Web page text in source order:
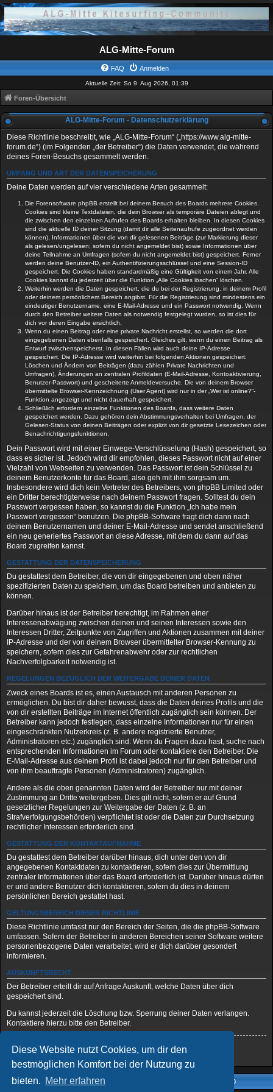
Diese Website nutzt Cookies, um dir den
bestmöglichen Komfort bei der Nutzung zu
bieten. Mehr erfahren
ALG-Mitte-Forum
FAQ Anmelden
Aktuelle Zeit: So 9. Aug 2026, 01:39
Foren-Übersicht
ALG-Mitte-Forum - Datenschutzerklärung
Diese Richtlinie beschreibt, wie „ALG-Mitte-Forum“ („https://www.alg-mitte-
forum.de“) (im Folgenden „der Betreiber“) die Daten verwendet, die während
deines Foren-Besuchs gesammelt werden.
UMFANG UND ART DER DATENSPEICHERUNG
Deine Daten werden auf vier verschiedene Arten gesammelt:
Die Forensoftware phpBB erstellt bei deinem Besuch des Boards mehrere Cookies.
Cookies sind kleine Textdateien, die dein Browser als temporäre Dateien ablegt und
die zwischen den einzelnen Aufrufen des Boards erhalten bleiben. In diesen Cookies
sind die aktuelle ID deiner Sitzung (damit dir alle Seitenaufrufe zugeordnet werden
können), Informationen über die von dir gelesenen Beiträge (zur Markierung dieser
als gelesen/ungelesen; sofern du nicht angemeldet bist) sowie Informationen über
deine Teilnahme an Umfragen (sofern du nicht angemeldet bist) gespeichert. Ferner
werden deine Benutzer-ID, ein Authentifizierungsschlüssel und eine Session-ID
gespeichert. Die Cookies haben standardmäßig eine Gültigkeit von einem Jahr. Alle
Cookies kannst du jederzeit über die Funktion „Alle Cookies löschen“ löschen.
Weiterhin werden die Daten gespeichert, die du bei der Registrierung, in deinem Profil
oder deinem persönlichem Bereich angibst. Für die Registrierung sind mindestens ein
eindeutiger Benutzername, eine E-Mail-Adresse und ein Passwort notwendig. Wenn
durch den Betreiber weitere Daten als notwendig festgelegt wurden, so ist dies für
dich vor deren Eingabe ersichtlich.
Wenn du einen Beitrag oder eine private Nachricht erstellst, so werden die dort
eingegebenen Daten ebenfalls gespeichert. Gleiches gilt, wenn du einen Beitrag als
Entwurf zwischenspeicherst. In diesen Fällen wird auch deine IP-Adresse
gespeichert. Die IP-Adresse wird weiterhin bei folgenden Aktionen gespeichert:
Löschen und Ändern von Beiträgen (dazu zählen Private Nachrichten und
Umfragen), Änderungen an zentralen Profildaten (E-Mail-Adresse, Kontoaktivierung,
Benutzer-Passwort) und gescheiterte Anmeldeversuche. Die von deinem Browser
übermittelte Browser-Kennzeichnung (User Agent) wird nur in der „Wer ist online?“-
Funktion angezeigt und nicht dauerhaft gespeichert.
Schließlich erfordern einzelne Funktionen des Boards, dass weitere Daten
gespeichert werden. Dazu gehören dein Abstimmungsverhalten bei Umfragen, der
Gelesen-Status von deinen Beiträgen oder explizit von dir gesetzte Lesezeichen oder
Benachrichtigungsfunktionen.
Dein Passwort wird mit einer Einwege-Verschlüsselung (Hash) gespeichert, so
dass es sicher ist. Jedoch wird dir empfohlen, dieses Passwort nicht auf einer
Vielzahl von Webseiten zu verwenden. Das Passwort ist dein Schlüssel zu
deinem Benutzerkonto für das Board, also geh mit ihm sorgsam um.
Insbesondere wird dich kein Vertreter des Betreibers, von phpBB Limited oder
ein Dritter berechtigterweise nach deinem Passwort fragen. Solltest du dein
Passwort vergessen haben, so kannst du die Funktion „Ich habe mein
Passwort vergessen“ benutzen. Die phpBB-Software fragt dich dann nach
deinem Benutzernamen und deiner E-Mail-Adresse und sendet anschließend
ein neu generiertes Passwort an diese Adresse, mit dem du dann auf das
Board zugreifen kannst.
GESTATTUNG DER DATENSPEICHERUNG
Du gestattest dem Betreiber, die von dir eingegebenen und oben näher
spezifizierten Daten zu speichern, um das Board betreiben und anbieten zu
können.
Darüber hinaus ist der Betreiber berechtigt, im Rahmen einer
Interessenabwägung zwischen deinen und seinen Interessen sowie den
Interessen Dritter, Zeitpunkte von Zugriffen und Aktionen zusammen mit deiner
IP-Adresse und der von deinem Browser übermittelter Browser-Kennung zu
speichern, sofern dies zur Gefahrenabwehr oder zur rechtlichen
Nachverfolgbarkeit notwendig ist.
REGELUNGEN BEZÜGLICH DER WEITERGABE DEINER DATEN
Zweck eines Boards ist es, einen Austausch mit anderen Personen zu
ermöglichen. Du bist dir daher bewusst, dass die Daten deines Profils und die
von dir erstellten Beiträge im Internet öffentlich zugänglich sein können. Der
Betreiber kann jedoch festlegen, dass einzelne Informationen nur für einen
eingeschränkten Nutzerkreis (z. B. andere registrierte Benutzer,
Administratoren etc.) zugänglich sind. Wenn du Fragen dazu hast, suche nach
entsprechenden Informationen im Forum oder kontaktiere den Betreiber. Die
E-Mail-Adresse aus deinem Profil ist dabei jedoch nur für den Betreiber und
von ihm beauftragte Personen (Administratoren) zugänglich.
Andere als die oben genannten Daten wird der Betreiber nur mit deiner
Zustimmung an Dritte weitergeben. Dies gilt nicht, sofern er auf Grund
gesetzlicher Regelungen zur Weitergabe der Daten (z. B. an
Strafverfolgungsbehörden) verpflichtet ist oder die Daten zur Durchsetzung
rechtlicher Interessen erforderlich sind.
GESTATTUNG DER KONTAKTAUFNAHME
Du gestattest dem Betreiber darüber hinaus, dich unter den von dir
angegebenen Kontaktdaten zu kontaktieren, sofern dies zur Übermittlung
zentraler Informationen über das Board erforderlich ist. Darüber hinaus dürfen
er und andere Benutzer dich kontaktieren, sofern du dies in deinem
persönlichen Bereich gestattet hast.
GELTUNGSBEREICH DIESER RICHTLINIE
Diese Richtlinie umfasst nur den Bereich der Seiten, die die phpBB-Software
umfassen. Sofern der Betreiber in anderen Bereichen seiner Software weitere
personenbezogene Daten verarbeitet, wird er dich darüber gesondert
informieren.
AUSKUNFTSRECHT
Der Betreiber erteilt dir auf Anfrage Auskunft, welche Daten über dich
gespeichert sind.
Du kannst jederzeit die Löschung bzw. Sperrung deiner Daten verlangen.
Kontaktiere hierzu bitte den Betreiber.
Zurück zur vorherigen Seite
Foren-Übersicht UTC+02:00